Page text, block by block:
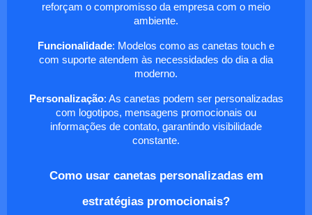
reforçam o compromisso da empresa com o meio
ambiente.
Funcionalidade: Modelos como as canetas touch e
com suporte atendem às necessidades do dia a dia
moderno.
Personalização: As canetas podem ser personalizadas
com logotipos, mensagens promocionais ou
informações de contato, garantindo visibilidade
constante.
Como usar canetas personalizadas em
estratégias promocionais?